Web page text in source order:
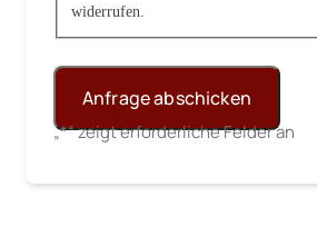
„*“ zeigt erforderliche Felder an
widerrufen.
Alternative: